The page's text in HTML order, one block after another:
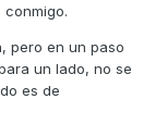
pero en un paso
un lado, no se
es de